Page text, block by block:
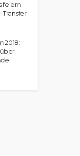
feiern
2018: